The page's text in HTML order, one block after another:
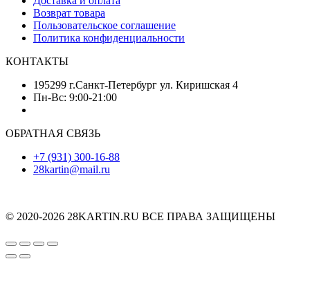
Возврат товара
Пользовательское соглашение
Политика конфиденциальности
КОНТАКТЫ
195299 г.Санкт-Петербург ул. Киришская 4
Пн-Вс: 9:00-21:00
ОБРАТНАЯ СВЯЗЬ
+7 (931) 300-16-88
28kartin@mail.ru
© 2020-2026 28KARTIN.RU ВСЕ ПРАВА ЗАЩИЩЕНЫ